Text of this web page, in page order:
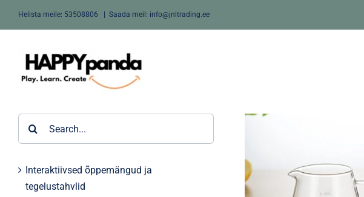
Helista meile: 53508806 Saada meil: info@jnltrading.ee
Interaktiivsed õppemängud ja
tegelustahvlid